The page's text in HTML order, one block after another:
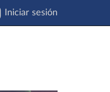
Iniciar sesión